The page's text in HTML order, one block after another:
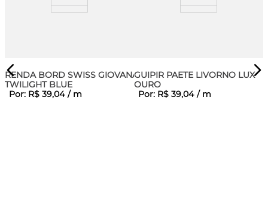
RENDA BORD SWISS GIOVANA
TWILIGHT BLUE
Por: R$ 39,04 / m
GUIPIR PAETE LIVORNO LUX
OURO
Por: R$ 39,04 / m